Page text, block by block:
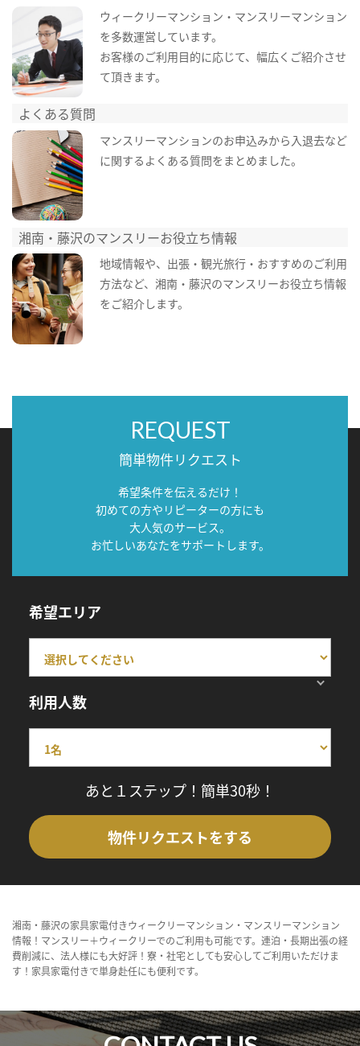
ウィークリーマンション・マンスリーマンション
を多数運営しています。
お客様のご利用目的に応じて、幅広くご紹介させ
て頂きます。
よくある質問
マンスリーマンションのお申込みから入退去など
に関するよくある質問をまとめました。
湘南・藤沢のマンスリーお役立ち情報
地域情報や、出張・観光旅行・おすすめのご利用
方法など、湘南・藤沢のマンスリーお役立ち情報
をご紹介します。
REQUEST
簡単物件リクエスト
希望条件を伝えるだけ！
初めての方やリピーターの方にも
大人気のサービス。
お忙しいあなたをサポートします。
希望エリア
利用人数
あと１ステップ！簡単30秒！
物件リクエストをする
湘南・藤沢の家具家電付きウィークリーマンション・マンスリーマンション
情報！マンスリー＋ウィークリーでのご利用も可能です。連泊・長期出張の経
費削減に、法人様にも大好評！寮・社宅としても安心してご利用いただけま
す！家具家電付きで単身赴任にも便利です。